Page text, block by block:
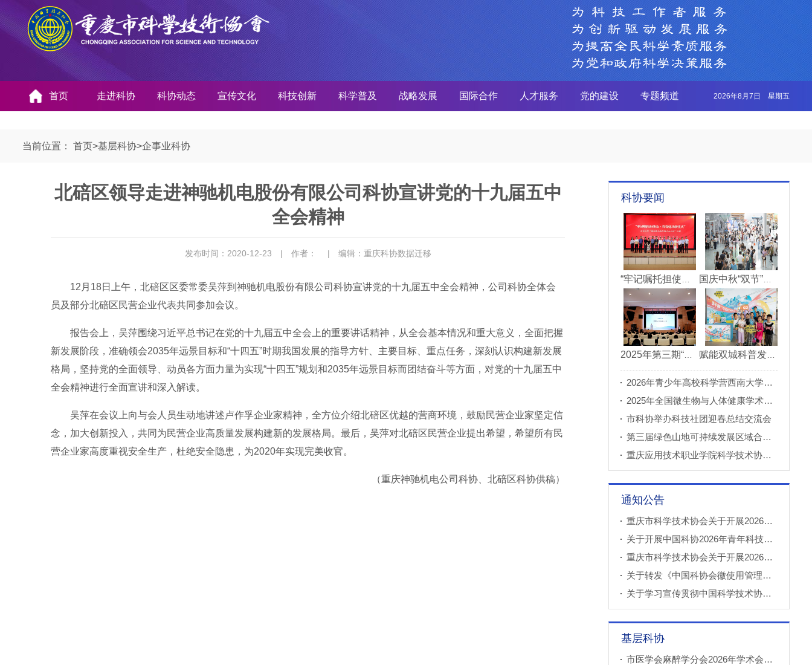
首页 走进科协 科协动态 宣传文化 科技创新 科学普及 战略发展 国际合作 人才服务 党的建设 专题频道 2026年8月7日 星期五
当前位置： 首页>基层科协>企事业科协
北碚区领导走进神驰机电股份有限公司科协宣讲党的十九届五中
全会精神
发布时间：2020-12-23 | 作者： | 编辑：重庆科协数据迁移
12月18日上午，北碚区区委常委吴萍到神驰机电股份有限公司科协宣讲党的十九届五中全会精神，公司科协全体会
员及部分北碚区民营企业代表共同参加会议。
报告会上，吴萍围绕习近平总书记在党的十九届五中全会上的重要讲话精神，从全会基本情况和重大意义，全面把握
新发展阶段，准确领会2035年远景目标和“十四五”时期我国发展的指导方针、主要目标、重点任务，深刻认识构建新发展
格局，坚持党的全面领导、动员各方面力量为实现“十四五”规划和2035年远景目标而团结奋斗等方面，对党的十九届五中
全会精神进行全面宣讲和深入解读。
吴萍在会议上向与会人员生动地讲述卢作孚企业家精神，全方位介绍北碚区优越的营商环境，鼓励民营企业家坚定信
念，加大创新投入，共同为民营企业高质量发展构建新的发展格局。最后，吴萍对北碚区民营企业提出希望，希望所有民
营企业家高度重视安全生产，杜绝安全隐患，为2020年实现完美收官。
（重庆神驰机电公司科协、北碚区科协供稿）
科协要闻
2026年青少年高校科学营西南大学分营正式开营
2025年全国微生物与人体健康学术论坛在重庆召开
市科协举办科技社团迎春总结交流会
第三届绿色山地可持续发展区域合作国际论坛成功举办
重庆应用技术职业学院科学技术协会正式成立
通知公告
重庆市科学技术协会关于开展2026年科普创新实验室建设项目申报工作的通知
关于开展中国科协2026年青年科技人才培育工程工程师专项计划推荐工作的通知
重庆市科学技术协会关于开展2026年科技小院申报推荐工作的通知
关于转发《中国科协会徽使用管理规定》的通知
关于学习宣传贯彻中国科学技术协会第十一次全国代表大会精神的通知
基层科协
市医学会麻醉学分会2026年学术会议成功召开